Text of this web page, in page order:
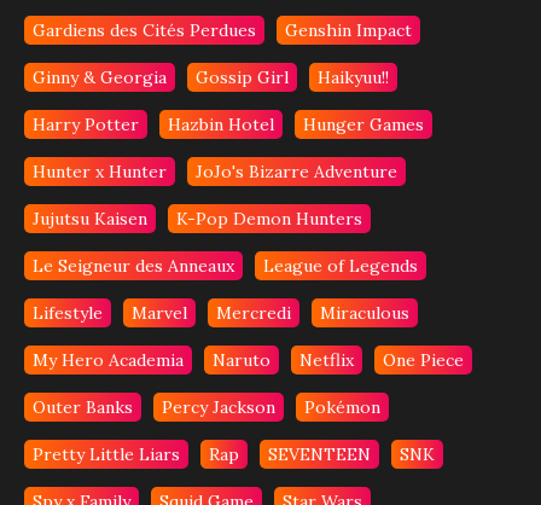
Gardiens des Cités Perdues Genshin Impact
Ginny & Georgia Gossip Girl Haikyuu!!
Harry Potter Hazbin Hotel Hunger Games
Hunter x Hunter JoJo's Bizarre Adventure
Jujutsu Kaisen K-Pop Demon Hunters
Le Seigneur des Anneaux League of Legends
Lifestyle Marvel Mercredi Miraculous
My Hero Academia Naruto Netflix One Piece
Outer Banks Percy Jackson Pokémon
Pretty Little Liars Rap SEVENTEEN SNK